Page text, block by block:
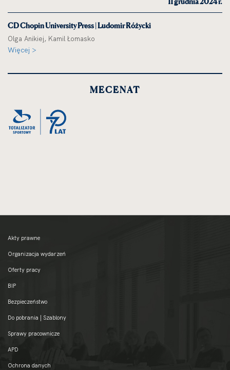
CD Chopin University Press | Ludomir Różycki
Olga Anikiej, Kamil Łomasko
Więcej >
MECENAT
Akty prawne
Organizacja wydarzeń
Oferty pracy
BIP
Bezpieczeństwo
Do pobrania | Szablony
Sprawy pracownicze
APD
Ochrona danych